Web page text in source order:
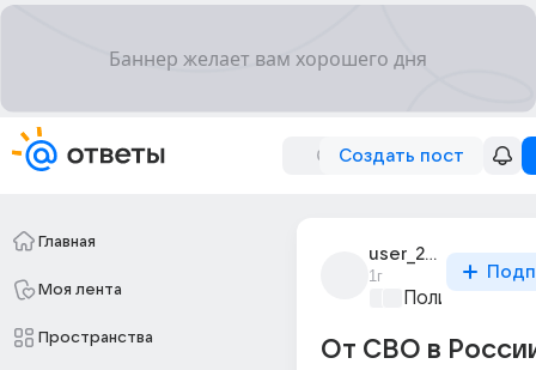
Создать пост
Главная
Моя лента
Пространства
user_263864060
1г
От СВО в